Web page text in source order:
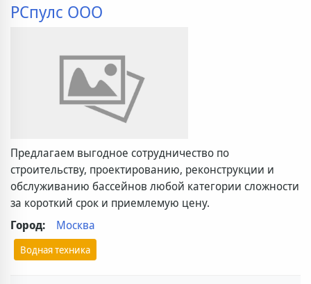
РСпулс ООО
Предлагаем выгодное сотрудничество по
строительству, проектированию, реконструкции и
обслуживанию бассейнов любой категории сложности
за короткий срок и приемлемую цену.
Город:
Москва
Водная техника